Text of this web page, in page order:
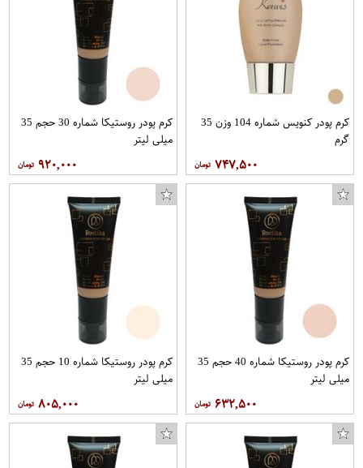
کرم پودر کنویس شماره 104 وزن 35
گرم
۷۴۷,۵۰۰
کرم پودر روستیکا شماره 30 حجم 35
میلی لیتر
۹۲۰,۰۰۰
کرم پودر روستیکا شماره 40 حجم 35
میلی لیتر
۶۳۲,۵۰۰
کرم پودر روستیکا شماره 10 حجم 35
میلی لیتر
۸۰۵,۰۰۰